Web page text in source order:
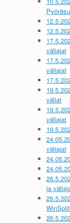
väliajat
väliajat
väliat
väliajat
väliajat
ja